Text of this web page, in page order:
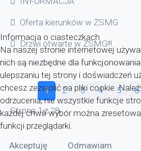
Oferta kierunków w ZSMG
Drzwi otwarte w ZSMG!!!
1 2 3 4 5 6
Strona 1 z 28
Informacja o ciasteczkach
Na naszej stronie internetowej
nich są niezbędne dla
ulepszaniu tej strony i doświadczeń
chcesz zezwolić na pliki cookie.
odrzucenia, nie wszystkie funkcje
każdej chwili wybór można
funkcji przeglądarki.
Akceptuję
Odmawiam